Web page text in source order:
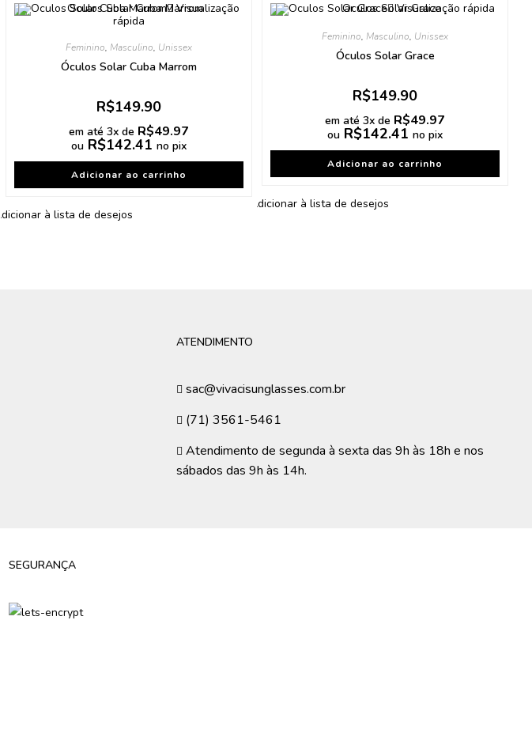
Visualização
rápida
Feminino, Masculino, Unissex
Óculos Solar Cuba Marrom
R$149.90
em até 3x de R$49.97
ou R$142.41 no pix
Adicionar ao carrinho
Adicionar à lista de desejos
Visualização rápida
Feminino, Masculino, Unissex
Óculos Solar Grace
R$149.90
em até 3x de R$49.97
ou R$142.41 no pix
Adicionar ao carrinho
Adicionar à lista de desejos
ATENDIMENTO
sac@vivacisunglasses.com.br
(71) 3561-5461
Atendimento de segunda à sexta das 9h às 18h e nos
sábados das 9h às 14h.
SEGURANÇA